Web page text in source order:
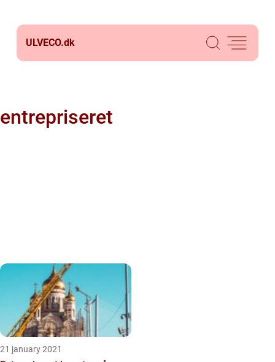
ULVECO.dk
entrepriseret
21 january 2021